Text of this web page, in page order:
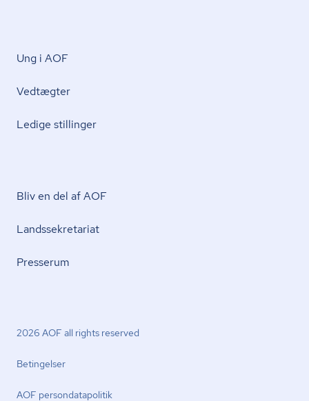
Ung i AOF
Vedtægter
Ledige stillinger
Bliv en del af AOF
Lands­se­kre­ta­ri­at
Presserum
2026 AOF all rights reserved
Betingelser
AOF per­son­da­ta­po­li­tik